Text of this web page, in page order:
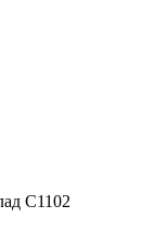
С1102